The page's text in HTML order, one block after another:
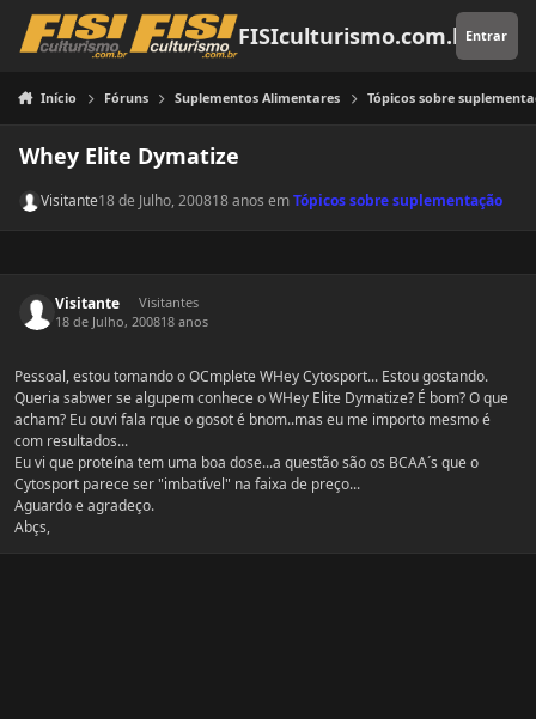
Pular para o conteúdo
FISIculturismo.com.brEntrar
Início Fóruns Suplementos Alimentares Tópicos sobre
Whey Elite Dymatize
Visitante18 de Julho, 200818 anos emTópicos sobre suplementação
Visitante
Visitantes
18 de Julho, 200818 anos
Pessoal, estou tomando o OCmplete WHey Cytosport... Estou gostando.
Queria sabwer se algupem conhece o WHey Elite Dymatize? É bom? O que
acham? Eu ouvi fala rque o gosot é bnom..mas eu me importo mesmo é
com resultados...
Eu vi que proteína tem uma boa dose...a questão são os BCAA´s que o
Cytosport parece ser "imbatível" na faixa de preço...
Aguardo e agradeço.
Abçs,